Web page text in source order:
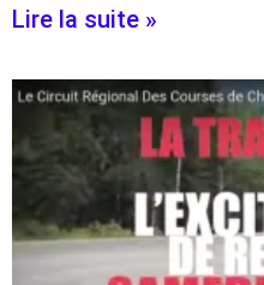
Lire la suite »